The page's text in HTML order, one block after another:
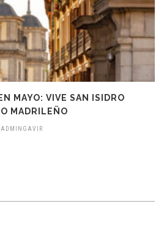
MAYO: VIVE SAN ISIDRO
MADRILEÑO